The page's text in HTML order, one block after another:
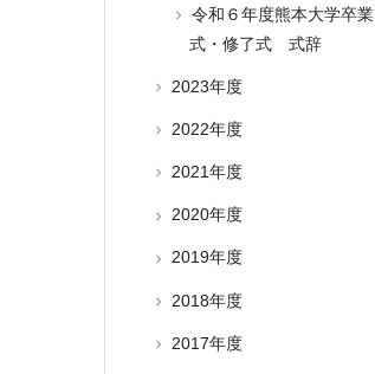
令和６年度熊本大学卒業
式・修了式 式辞
2023年度
2022年度
2021年度
2020年度
2019年度
2018年度
2017年度